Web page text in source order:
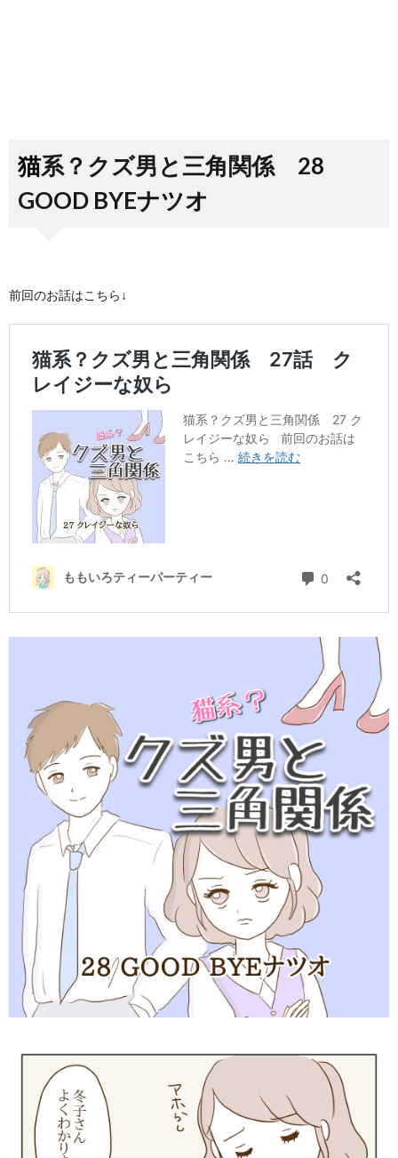
猫系？クズ男と三角関係 28
GOOD BYEナツオ
前回のお話はこちら↓